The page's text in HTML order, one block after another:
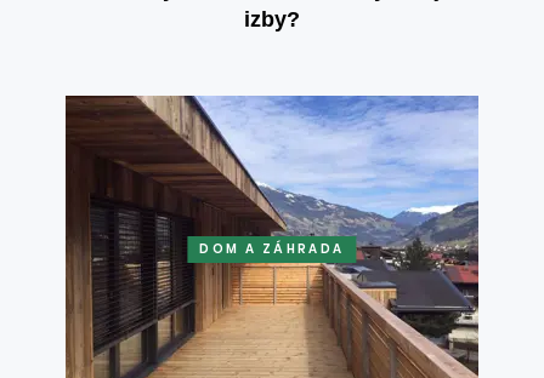
izby?
DOM A ZÁHRADA